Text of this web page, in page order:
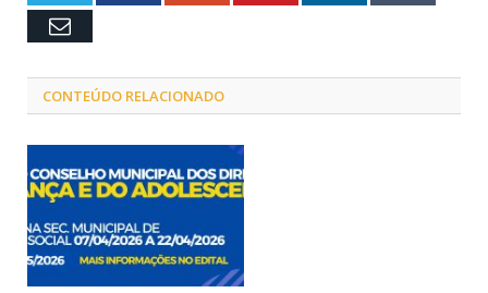
Email
CONTEÚDO RELACIONADO